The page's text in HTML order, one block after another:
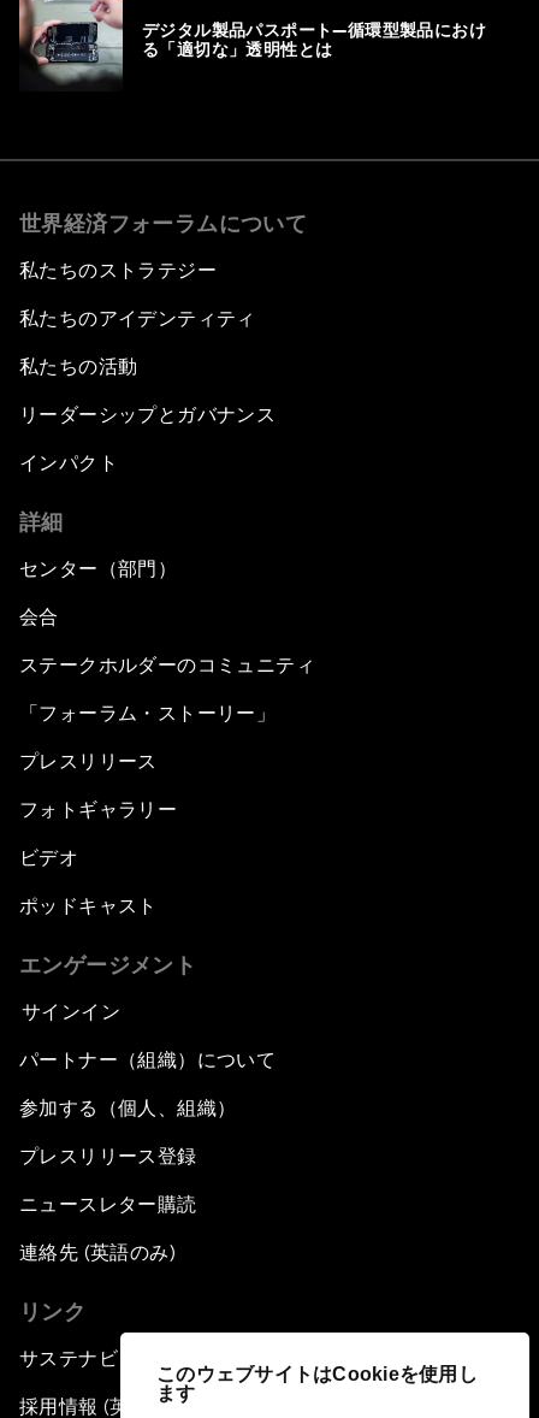
このウェブサイトはCookieを使用し
ます
デジタル製品パスポート―循環型製品におけ
る「適切な」透明性とは
世界経済フォーラムについて
私たちのストラテジー
私たちのアイデンティティ
私たちの活動
リーダーシップとガバナンス
インパクト
詳細
センター（部門）
会合
ステークホルダーのコミュニティ
「フォーラム・ストーリー」
プレスリリース
フォトギャラリー
ビデオ
ポッドキャスト
エンゲージメント
サインイン
パートナー（組織）について
参加する（個人、組織）
プレスリリース登録
ニュースレター購読
連絡先 (英語のみ)
リンク
サステナビリティへの取り組み
採用情報 (英語のみ)